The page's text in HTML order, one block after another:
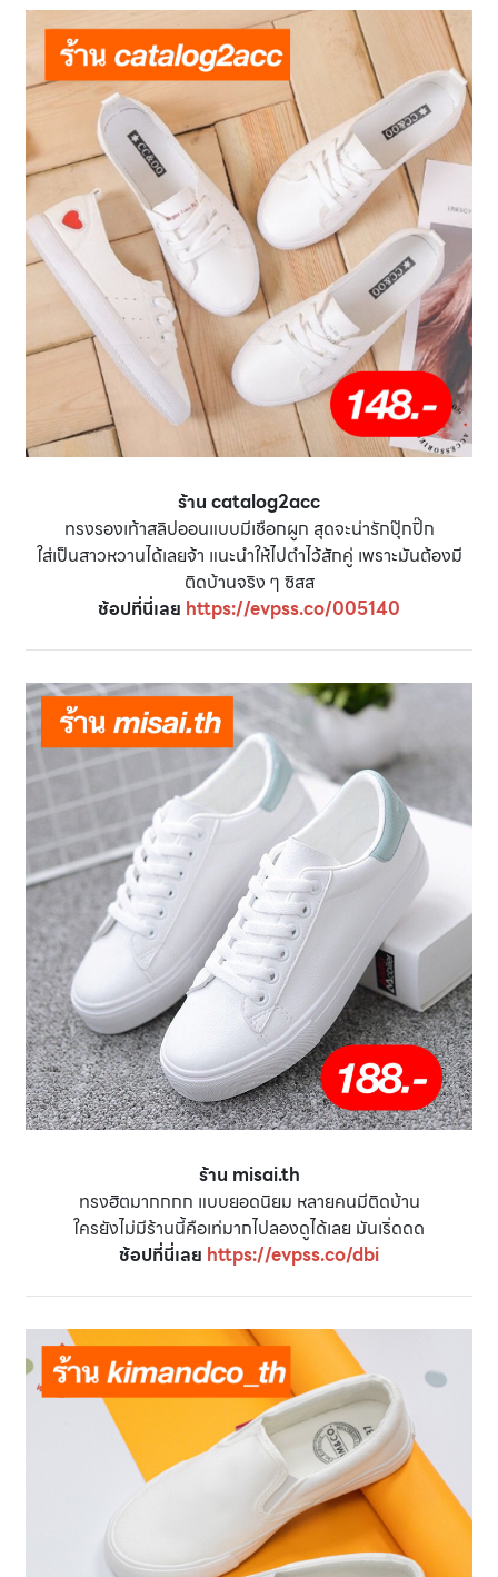
ร้าน catalog2acc
ทรงรองเท้าสลิปออนแบบมีเชือกผูก สุดจะน่ารักปุ๊กปิ๊ก
ใส่เป็นสาวหวานได้เลยจ้า แนะนำให้ไปตำไว้สักคู่ เพราะมันต้องมี
ติดบ้านจริง ๆ ซิสส
ช้อปที่นี่เลย https://evpss.co/005140
ร้าน misai.th
ทรงฮิตมากกกก แบบยอดนิยม หลายคนมีติดบ้าน
ใครยังไม่มีร้านนี้คือเท่มากไปลองดูได้เลย มันเริ่ดดด
ช้อปที่นี่เลย https://evpss.co/dbi